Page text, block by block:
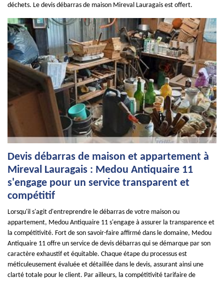
déchets. Le devis débarras de maison Mireval Lauragais est offert.
Devis débarras de maison et appartement à
Mireval Lauragais : Medou Antiquaire 11
s'engage pour un service transparent et
compétitif
Lorsqu'il s'agit d'entreprendre le débarras de votre maison ou
appartement, Medou Antiquaire 11 s'engage à assurer la transparence et
la compétitivité. Fort de son savoir-faire affirmé dans le domaine, Medou
Antiquaire 11 offre un service de devis débarras qui se démarque par son
caractère exhaustif et équitable. Chaque étape du processus est
méticuleusement évaluée et détaillée dans le devis, assurant ainsi une
clarté totale pour le client. Par ailleurs, la compétitivité tarifaire de